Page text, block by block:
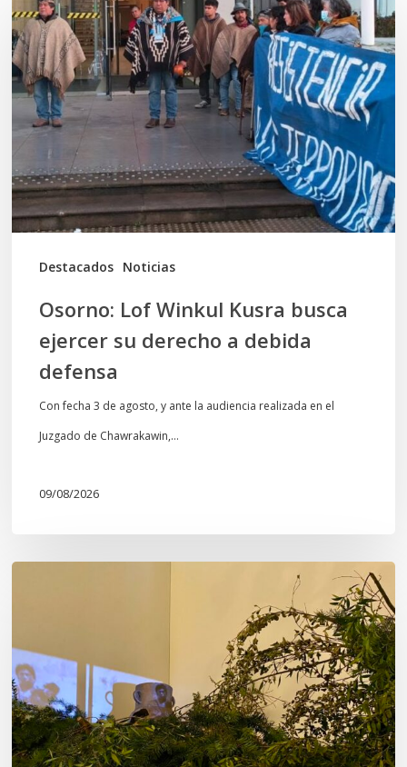
Destacados Noticias
Lof
Winkul
Kusra
busca
ejercer
su
derecho
a
debida
Osorno: Lof Winkul Kusra busca
ejercer su derecho a debida
defensa
Con fecha 3 de agosto, y ante la audiencia realizada en el
Juzgado de Chawrakawin,…
09/08/2026
mirar
cuando
la
creación